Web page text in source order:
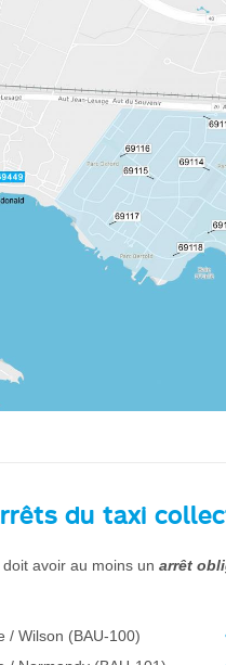
du taxi
avoir au moins un arrêt
/ Wilson (BAU-100)